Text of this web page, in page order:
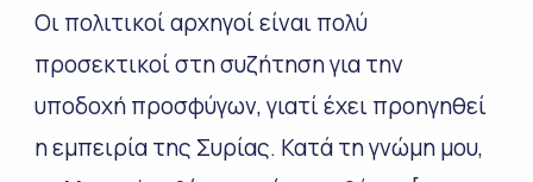
Οι πολιτικοί αρχηγοί είναι πολύ
προσεκτικοί στη συζήτηση για την
υποδοχή προσφύγων, γιατί έχει προηγηθεί
η εμπειρία της Συρίας. Κατά τη γνώμη μου,